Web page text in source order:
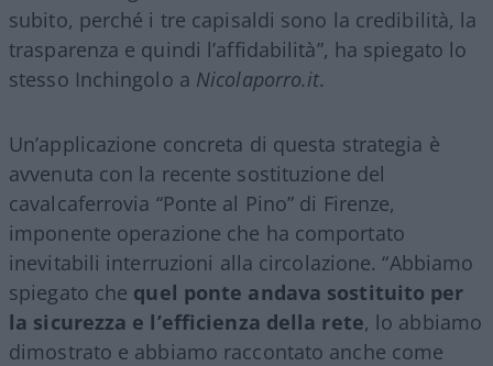
subito, perché i tre capisaldi sono la credibilità, la
trasparenza e quindi l’affidabilità”, ha spiegato lo
stesso Inchingolo a Nicolaporro.it.
Un’applicazione concreta di questa strategia è
avvenuta con la recente sostituzione del
cavalcaferrovia “Ponte al Pino” di Firenze,
imponente operazione che ha comportato
inevitabili interruzioni alla circolazione. “Abbiamo
spiegato che quel ponte andava sostituito per
la sicurezza e l’efficienza della rete, lo abbiamo
dimostrato e abbiamo raccontato anche come